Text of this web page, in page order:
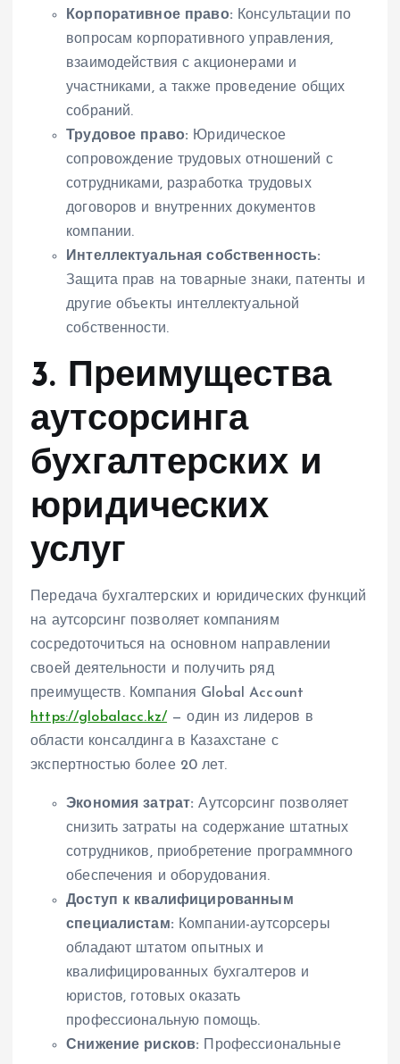
Корпоративное право: Консультации по
вопросам корпоративного управления,
взаимодействия с акционерами и
участниками, а также проведение общих
собраний.
Трудовое право: Юридическое
сопровождение трудовых отношений с
сотрудниками, разработка трудовых
договоров и внутренних документов
компании.
Интеллектуальная собственность:
Защита прав на товарные знаки, патенты и
другие объекты интеллектуальной
собственности.
3. Преимущества
аутсорсинга
бухгалтерских и
юридических
услуг
Передача бухгалтерских и юридических функций
на аутсорсинг позволяет компаниям
сосредоточиться на основном направлении
своей деятельности и получить ряд
преимуществ. Компания Global Account
https://globalacc.kz/ — один из лидеров в
области консалдинга в Казахстане с
экспертностью более 20 лет.
Экономия затрат: Аутсорсинг позволяет
снизить затраты на содержание штатных
сотрудников, приобретение программного
обеспечения и оборудования.
Доступ к квалифицированным
специалистам: Компании-аутсорсеры
обладают штатом опытных и
квалифицированных бухгалтеров и
юристов, готовых оказать
профессиональную помощь.
Снижение рисков: Профессиональные